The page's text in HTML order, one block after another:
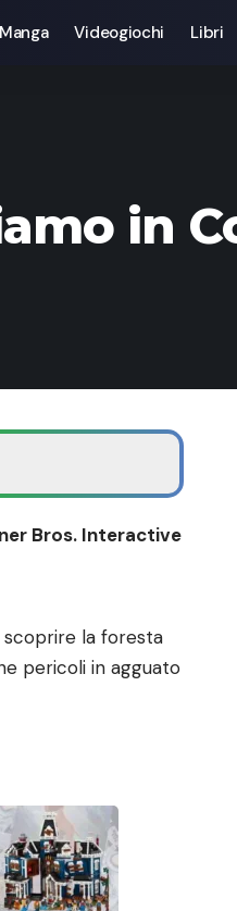
Manga Videogiochi Libri
in
Bros. Interactive
scoprire la foresta
pericoli in agguato